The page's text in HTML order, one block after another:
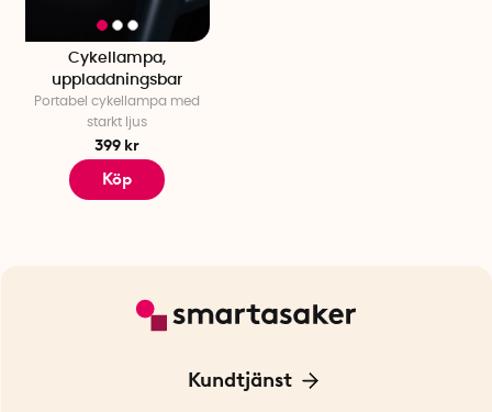
Cykellampa,
uppladdningsbar
Portabel cykellampa med
starkt ljus
399 kr
Köp
Kundtjänst